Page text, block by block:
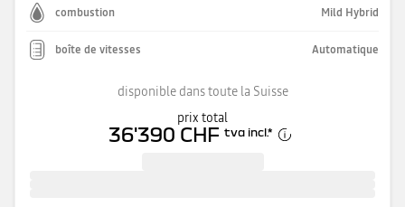
combustion Mild Hybrid
boîte de vitesses Automatique
disponible dans toute la Suisse
prix total
36'390 CHF tva incl.*